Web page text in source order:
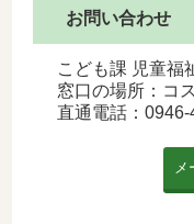
お問い合わせ
こども課 児童福
窓口の場所：コ
直通電話： 0946-